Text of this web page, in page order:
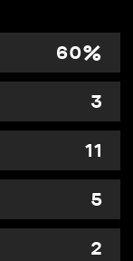
60%
3
11
5
2